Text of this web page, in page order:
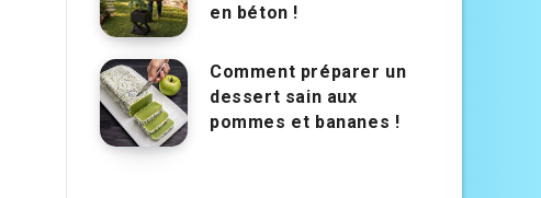
en béton !
Comment préparer un
dessert sain aux
pommes et bananes !